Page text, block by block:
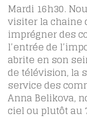
Mardi 16h30.
visiter la chaine
imprégner des
l’entrée de
abrite en son
de télévision, la
service des
Anna Belikova,
ciel ou plutôt au